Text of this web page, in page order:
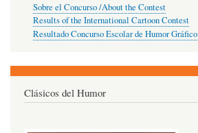
Sobre el Concurso /About the Contest
Results of the International Cartoon Contest
Resultado Concurso Escolar de Humor Gráfico
Clásicos del Humor